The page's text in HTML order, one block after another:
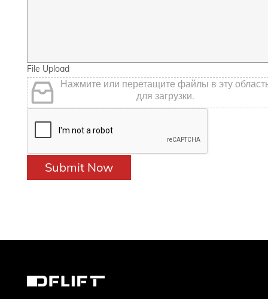
File Upload
Нажмите или перетащите файлы в эту
для загрузки.
Submit Now